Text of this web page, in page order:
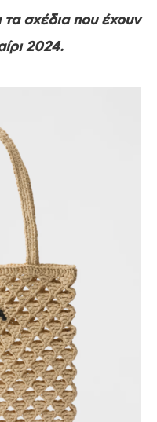
σχέδια που έχουν
2024.